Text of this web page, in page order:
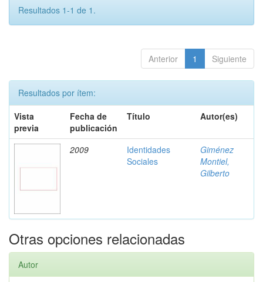
Resultados 1-1 de 1.
Anterior 1 Siguiente
Resultados por ítem:
Vista
previa
Fecha de
publicación
Título Autor(es)
2009
Identidades
Sociales
Giménez
Montiel,
Gilberto
Otras opciones relacionadas
Autor